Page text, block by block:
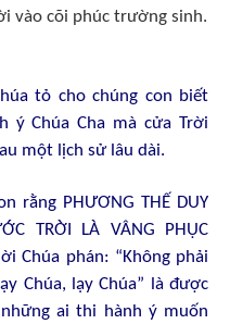
vào cõi phúc trường sinh.
tỏ cho chúng con biết
ý Chúa Cha mà cửa Trời
một lịch sử lâu dài.
rằng PHƯƠNG THẾ DUY
TRỜI LÀ VÂNG PHỤC
Chúa phán: “Không phải
Chúa, lạy Chúa” là được
ai thi hành ý muốn